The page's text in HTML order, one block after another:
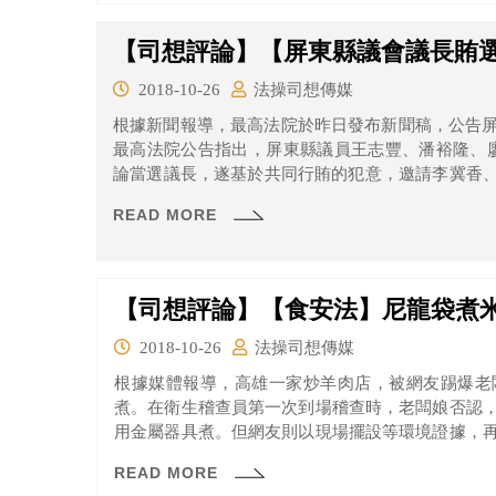
【司想評論】【屏東縣議會議長賄
2018-10-26
法操司想傳媒
根據新聞報導，最高法院於昨日發布新聞稿，公告
最高法院公告指出，屏東縣議員王志豐、潘裕隆
論當選議長，遂基於共同行賄的犯意，邀請李冀香
均判處有罪，並分別處以3年2個月至4年不等的有期
READ MORE
【司想評論】【食安法】尼龍袋煮
2018-10-26
法操司想傳媒
根據媒體報導，高雄一家炒羊肉店，被網友踢爆
煮。在衛生稽查員第一次到場稽查時，老闆娘否認
用金屬器具煮。但網友則以現場擺設等環境證據，
並表示自己家裏也都這樣吃。
READ MORE